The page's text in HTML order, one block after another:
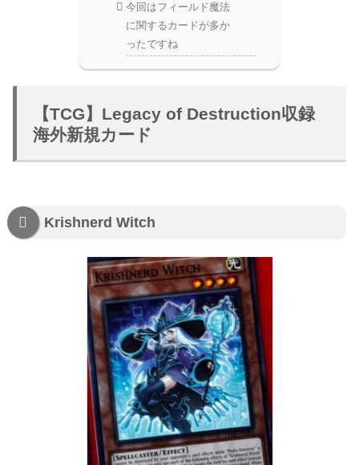
今回はフィールド魔法
に関するカードが多か
ったですね
【TCG】Legacy of Destruction収録
海外新規カード
Krishnerd Witch